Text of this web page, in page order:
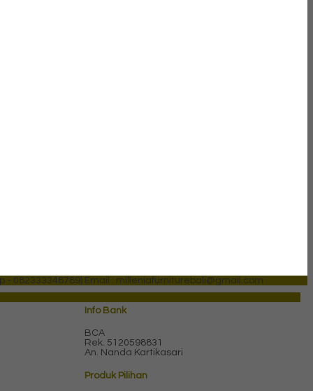
- 082333348789) Email : milleniafurniturebali@gmail.com
Info Bank
BCA
Rek. 5120598831
An. Nanda Kartikasari
Produk Pilihan